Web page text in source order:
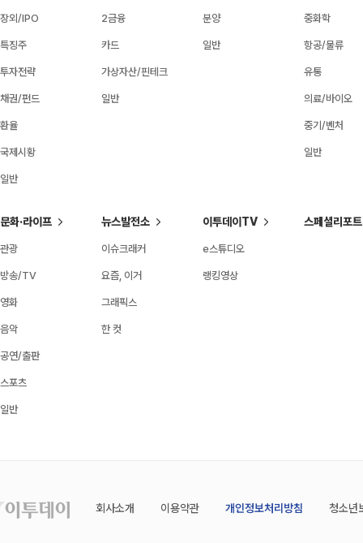
장외/IPO
특징주
투자전략
채권/펀드
환율
국제시황
일반
2금융
카드
가상자산/핀테크
일반
분양
일반
중화학
항공/물류
유통
의료/바이오
중기/벤처
일반
문화·라이프
관광
방송/TV
영화
음악
공연/출판
스포츠
일반
뉴스발전소
이슈크래커
요즘, 이거
그래픽스
한 컷
이투데이TV
e스튜디오
랭킹영상
스페셜리포트
회사소개 이용약관 개인정보처리방침 청소년